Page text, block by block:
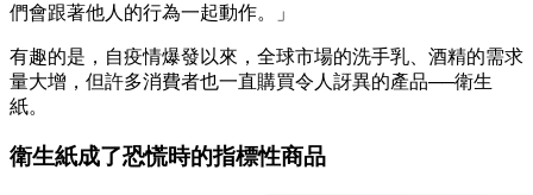
們會跟著他人的行為一起動作。」
有趣的是，自疫情爆發以來，全球市場的洗手乳、酒精的需求
量大增，但許多消費者也一直購買令人訝異的產品──衛生
紙。
衛生紙成了恐慌時的指標性商品